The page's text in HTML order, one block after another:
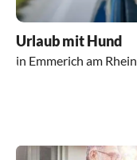
Urlaub mit Hund
in Emmerich am Rhein